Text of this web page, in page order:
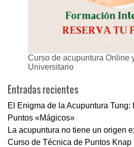
Curso de acupuntura Online
Universitario
Entradas recientes
El Enigma de la Acupuntura
Puntos «Mágicos»
La acupuntura no tiene un origen
Curso de Técnica de Puntos Knap